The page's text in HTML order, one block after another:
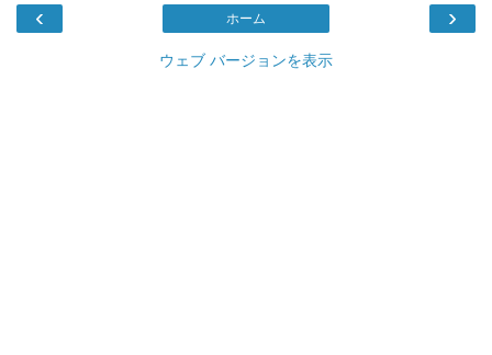
‹ ›
ホーム
ウェブ バージョンを表示